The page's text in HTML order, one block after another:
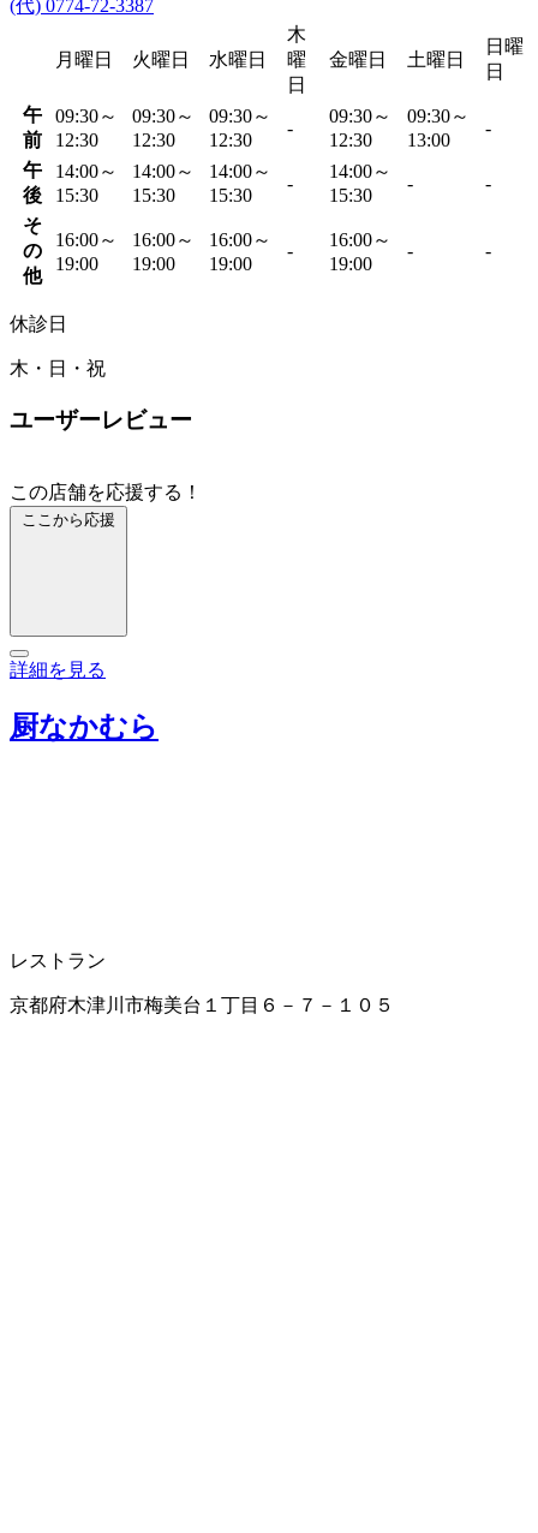
(代) 0774-72-3387
月曜日 火曜日 水曜日
木
曜
日
金曜日 土曜日
日曜
日
午
前
09:30～
12:30
09:30～
12:30
09:30～
12:30
-
09:30～
12:30
09:30～
13:00
-
午
後
14:00～
15:30
14:00～
15:30
14:00～
15:30
-
14:00～
15:30
- -
そ
の
他
16:00～
19:00
16:00～
19:00
16:00～
19:00
-
16:00～
19:00
- -
休診日
木・日・祝
ユーザーレビュー
この店舗を応援する！
ここから応援
詳細を見る
厨なかむら
レストラン
京都府木津川市梅美台１丁目６－７－１０５